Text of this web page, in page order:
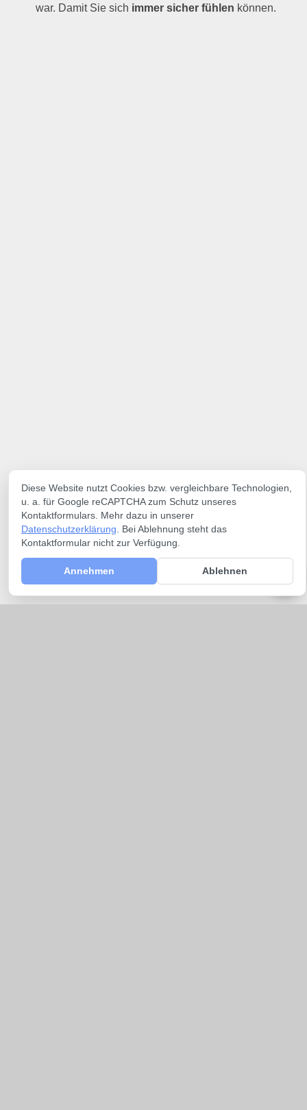
war. Damit Sie sich immer sicher fühlen können.
Diese Website nutzt Cookies bzw. vergleichbare Technologien,
u. a. für Google reCAPTCHA zum Schutz unseres
Kontaktformulars. Mehr dazu in unserer
Datenschutzerklärung . Bei Ablehnung steht das
Kontaktformular nicht zur Verfügung.
Annehmen Ablehnen